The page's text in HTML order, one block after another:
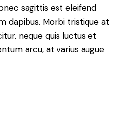
sagittis est eleifend
dapibus. Morbi tristique at
neque quis luctus et
arcu, at varius augue